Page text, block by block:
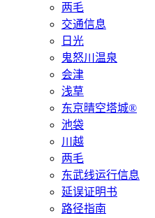
两毛
交通信息
日光
鬼怒川温泉
会津
浅草
东京晴空塔城®
池袋
川越
两毛
东武线运行信息
延误证明书
路径指南